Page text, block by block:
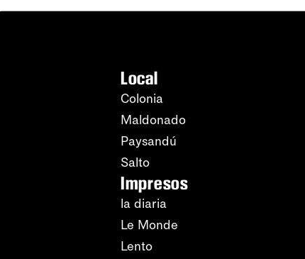
Local
Colonia
Maldonado
Paysandú
Salto
Impresos
la diaria
Le Monde
Lento